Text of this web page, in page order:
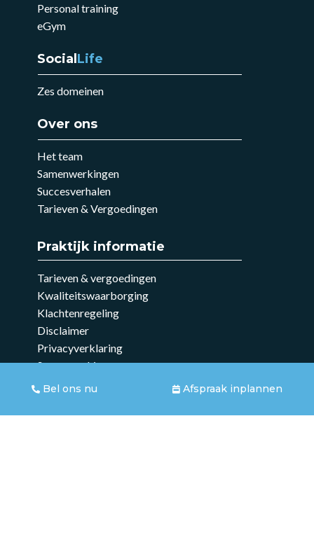
Personal training
eGym
SocialLife
Zes domeinen
Over ons
Het team
Samenwerkingen
Succesverhalen
Tarieven & Vergoedingen
Praktijk informatie
Tarieven & vergoedingen
Kwaliteitswaarborging
Klachtenregeling
Disclaimer
Privacyverklaring
Samenwerkingen
Voor verwijzers
Bel ons nu Afspraak inplannen